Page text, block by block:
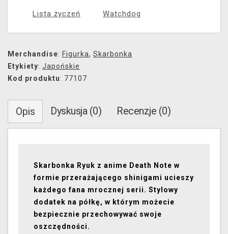
Lista życzeń Watchdog
Merchandise: Figurka, Skarbonka
Etykiety: Japońskie
Kod produktu: 77107
Opis Dyskusja (0) Recenzje (0)
Skarbonka Ryuk z anime Death Note w
formie przerażającego shinigami ucieszy
każdego fana mrocznej serii. Stylowy
dodatek na półkę, w którym możecie
bezpiecznie przechowywać swoje
oszczędności.